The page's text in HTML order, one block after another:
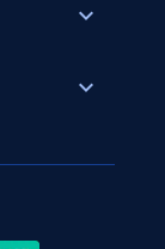
expand_more
expand_more